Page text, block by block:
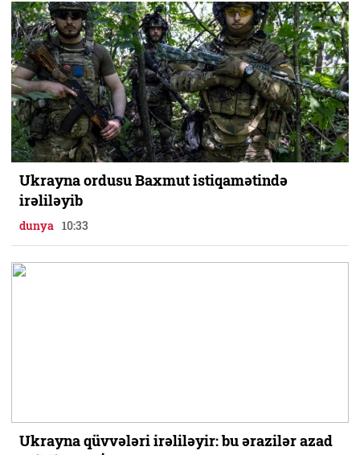
Ukrayna ordusu Baxmut istiqamətində
irəliləyib
dunya 10:33
Ukrayna qüvvələri irəliləyir: bu ərazilər azad